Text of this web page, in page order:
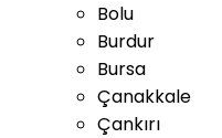
Bolu
Burdur
Bursa
Çanakkale
Çankırı